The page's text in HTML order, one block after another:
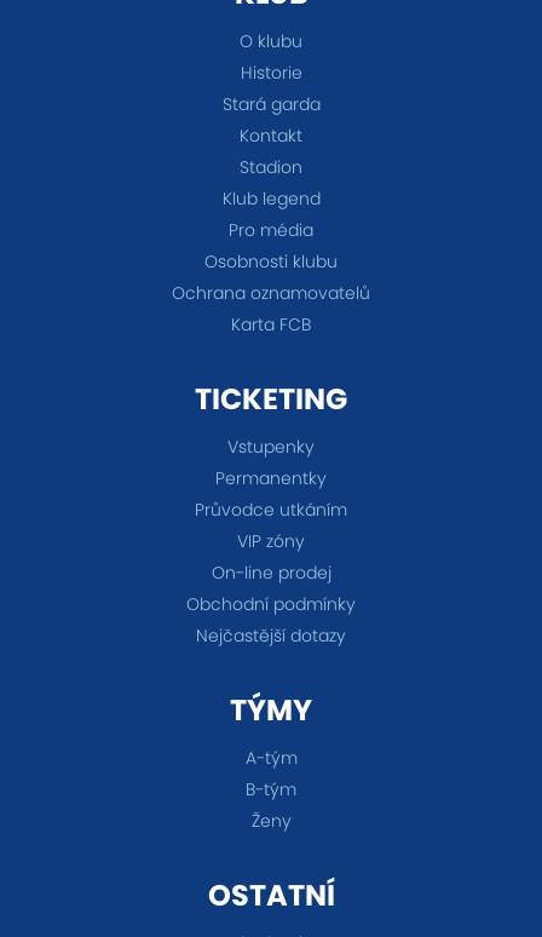
O klubu
Historie
Stará garda
Kontakt
Stadion
Klub legend
Pro média
Osobnosti klubu
Ochrana oznamovatelů
Karta FCB
TICKETING
Vstupenky
Permanentky
Průvodce utkáním
VIP zóny
On-line prodej
Obchodní podmínky
Nejčastější dotazy
TÝMY
A-tým
B-tým
Ženy
OSTATNÍ